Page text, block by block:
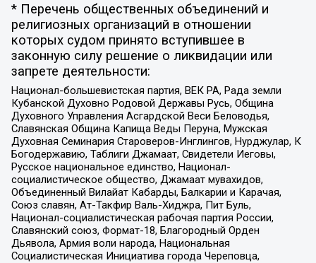
* Перечень общественных объединений и
религиозных организаций в отношении
которых судом принято вступившее в
законную силу решение о ликвидации или
запрете деятельности:
Национал-большевистская партия, ВЕК РА, Рада земли
Кубанской Духовно Родовой Державы Русь, Община
Духовного Управления Асгардской Веси Беловодья,
Славянская Община Капища Веды Перуна, Мужская
Духовная Семинария Староверов-Инглингов, Нурджулар, К
Богодержавию, Таблиги Джамаат, Свидетели Иеговы,
Русское национальное единство, Национал-
социалистическое общество, Джамаат мувахидов,
Объединенный Вилайат Кабарды, Балкарии и Карачая,
Союз славян, Ат-Такфир Валь-Хиджра, Пит Буль,
Национал-социалистическая рабочая партия России,
Славянский союз, Формат-18, Благородный Орден
Дьявола, Армия воли народа, Национальная
Социалистическая Инициатива города Череповца,